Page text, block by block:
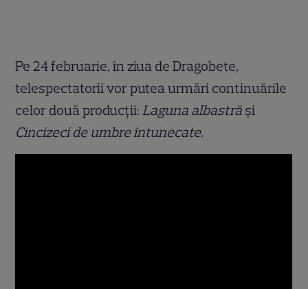
Pe 24 februarie, în ziua de Dragobete,
telespectatorii vor putea urmări continuările
celor două producții:Laguna albastră și
Cincizeci de umbre întunecate.